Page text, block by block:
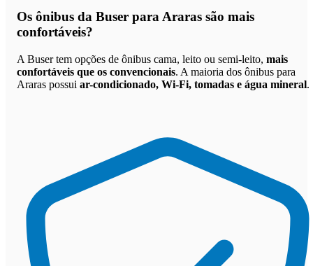
Os ônibus da Buser para Araras são mais
confortáveis?
A Buser tem opções de ônibus cama, leito ou semi-leito, mais
confortáveis que os convencionais. A maioria dos ônibus para
Araras possui ar-condicionado, Wi-Fi, tomadas e água mineral.